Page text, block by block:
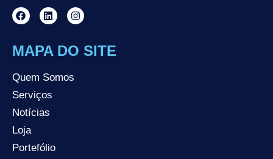
MAPA DO SITE
Quem Somos
Serviços
Notícias
Loja
Portefólio